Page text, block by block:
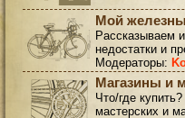
Мой
Рассказываем
недостатки и
Модераторы:
Магазины и
Что/где
мастерских и